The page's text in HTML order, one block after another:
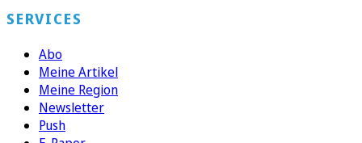
SERVICES
Abo
Meine Artikel
Meine Region
Newsletter
Push